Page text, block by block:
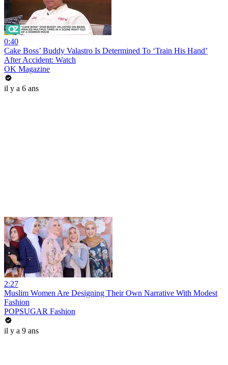
0:40
Cake Boss’ Buddy Valastro Is Determined To ‘Train His Hand’
After Accident: Watch
OK Magazine
il y a 6 ans
2:27
Muslim Women Are Designing Their Own Narrative With Modest
Fashion
POPSUGAR Fashion
il y a 9 ans